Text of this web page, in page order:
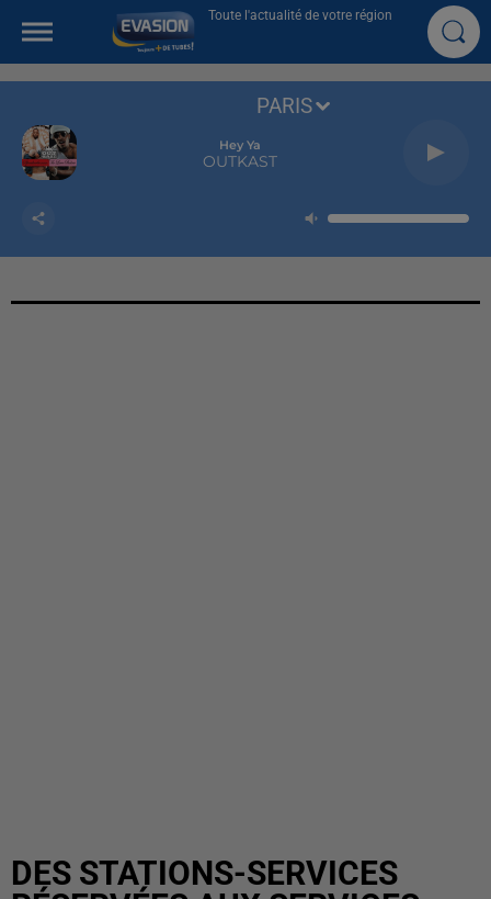
Toute l'actualité de votre région
Hey Ya
OUTKAST
PARIS
DES STATIONS-SERVICES